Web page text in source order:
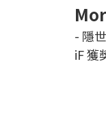
- 隱
iF 獲